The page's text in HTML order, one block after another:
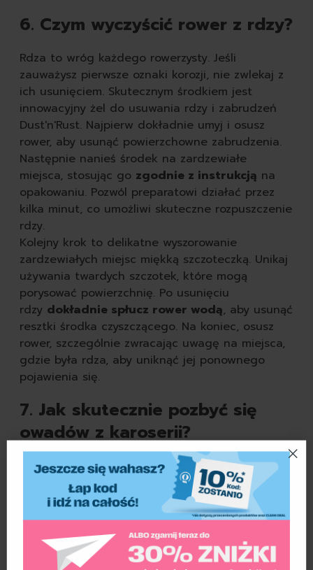
6. Czym wyczyścić rower z rdzy?
Rdza to wróg każdego rowerzysty. Jeśli
zauważysz pierwsze oznaki korozji, nie zwlekaj z
ich usunięciem. Skutecznym środkiem jest
innowacyjny żel do usuwania rdzy i zabrudzeń
Dust'n'Rust. Najpierw dokładnie umyj i osusz
rower, aby usunąć powierzchowne zabrudzenia.
Następnie nanieś środek na zardzewiałe
miejsca, stosując go zgodnie z instrukcją na
opakowaniu. Pozwól preparatowi działać przez
kilka minut, co umożliwi skuteczne rozpuszczenie
rdzy.
Kolejny krok to delikatne wyszorowanie
zardzewiałych miejsc miękką szczoteczką. Unikaj
używania twardych szczotek, które mogą
porysować powierzchnię. Po usunięciu
rdzy dokładnie spłucz rower wodą, aby usunąć
resztki środka czyszczącego. Na koniec, osusz
rower, szczególnie zwracając uwagę na miejsca,
gdzie była rdza, aby uniknąć jej ponownego
pojawienia się.
7. Jak skutecznie pozbyć się
owadów z karoserii?
Owady na karoserii to problem, który dotyczy
każdego kierowcy bez względu na pojazd, jakim
się porusza. Te zanieczyszczenia mogą być
trudne do usunięcia, szczególnie jeśli zaschły na
powierzchni. Z pomocą przyjdzie dwustronna
gąbka samochodowa do usuwania owadów